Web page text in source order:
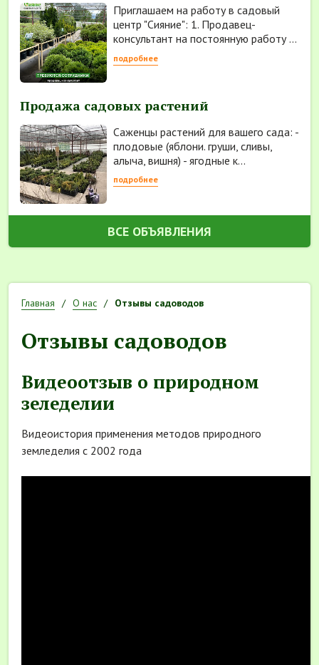
Приглашаем на работу в садовый
центр "Сияние": 1. Продавец-
консультант на постоянную работу ...
подробнее
Продажа садовых растений
Саженцы растений для вашего сада: -
плодовые (яблони. груши, сливы,
алыча, вишня) - ягодные к...
подробнее
ВСЕ ОБЪЯВЛЕНИЯ
Главная О нас Отзывы садоводов
Отзывы садоводов
Видеоотзыв о природном
зеледелии
Видеоистория применения методов природного
земледелия с 2002 года